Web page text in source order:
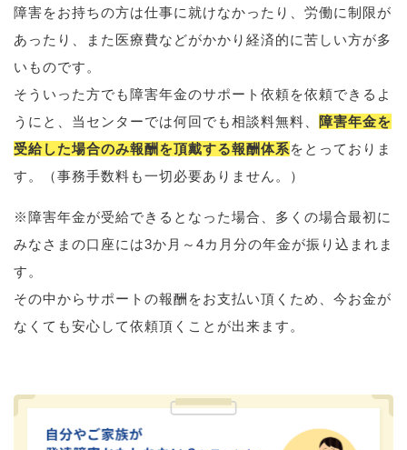
障害をお持ちの方は仕事に就けなかったり、労働に制限が
あったり、また医療費などがかかり経済的に苦しい方が多
いものです。
そういった方でも障害年金のサポート依頼を依頼できるよ
うにと、当センターでは何回でも相談料無料、
障害年金を
受給した場合のみ報酬を頂戴する報酬体系をとっておりま
す。（事務手数料も一切必要ありません。）
※障害年金が受給できるとなった場合、多くの場合最初に
みなさまの口座には3か月～4カ月分の年金が振り込まれま
す。
その中からサポートの報酬をお支払い頂くため、今お金が
なくても安心して依頼頂くことが出来ます。